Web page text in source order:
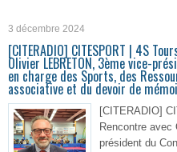
3 décembre 2024
[CITERADIO] CITESPORT | 4S
Olivier LEBRETON, 3ème vice-
en charge des Sports, des
associative et du devoir de
[CITERADIO]
Rencontre
président du